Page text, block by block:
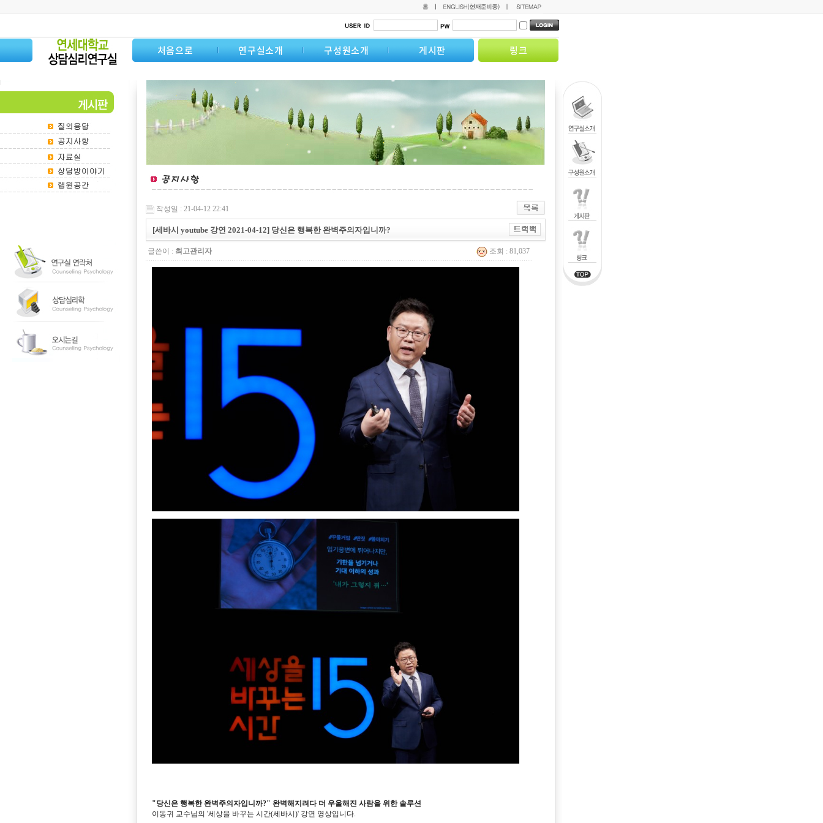
처음으로 연구실소개 구성원소개 게시판 링크
작성일 : 21-04-12 22:41
[세바시 youtube 강연 2021-04-12] 당신은 행복한 완벽주의자입니까?
글쓴이 : 최고관리자 조회 : 81,037
"당신은 행복한 완벽주의자입니까?" 완벽해지려다 더 우울해진 사람을 위한 솔루션
이동귀 교수님의 '세상을 바꾸는 시간(세바시)' 강연 영상입니다.